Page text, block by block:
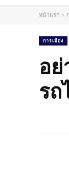
หน้าแรก
การเมือง
อย่
ร